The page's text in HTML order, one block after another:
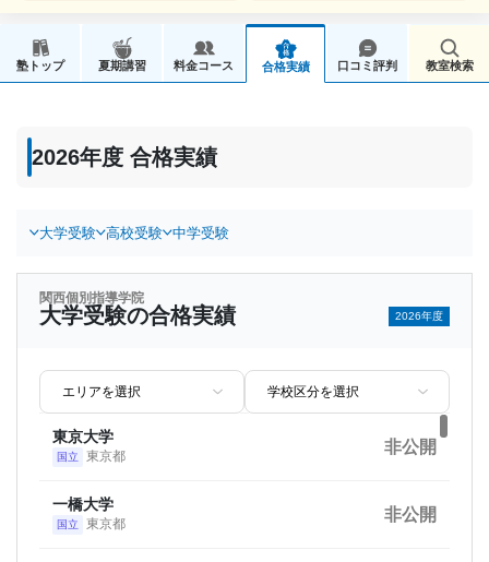
塾トップ 夏期講習 料金コース 合格実績 口コミ評判 教室検索
2026年度 合格実績
大学受験 高校受験 中学受験
関西個別指導学院
大学受験の合格実績 2026年度
東京大学
国立 東京都
非公開
一橋大学
国立 東京都
非公開